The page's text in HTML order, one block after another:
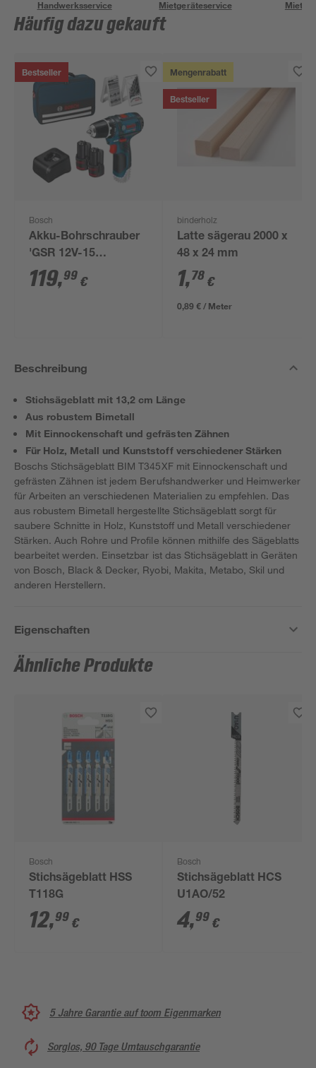
Handwerksservice Mietgeräteservice
Häufig dazu gekauft
Bestseller
Bosch
Akku-Bohrschrauber
'GSR 12V-15
Professional' mit 2
Akkus, Tasche und
119,99 €
Mengenrabatt
Bestseller
binderholz
Latte sägerau 2000 x
48 x 24 mm
1,78 €
0,89 € / Meter
Beschreibung
Stichsägeblatt mit 13,2 cm Länge
Aus robustem Bimetall
Mit Einnockenschaft und gefrästen Zähnen
Für Holz, Metall und Kunststoff verschiedener Stärken
Boschs Stichsägeblatt BIM T345XF mit Einnockenschaft und
gefrästen Zähnen ist jedem Berufshandwerker und Heimwerker
für Arbeiten an verschiedenen Materialien zu empfehlen. Das
aus robustem Bimetall hergestellte Stichsägeblatt sorgt für
saubere Schnitte in Holz, Kunststoff und Metall verschiedener
Stärken. Auch Rohre und Profile können mithilfe des Sägeblatts
bearbeitet werden. Einsetzbar ist das Stichsägeblatt in Geräten
von Bosch, Black & Decker, Ryobi, Makita, Metabo, Skil und
anderen Herstellern.
Eigenschaften
Ähnliche Produkte
Bosch
Stichsägeblatt HSS
T118G
12,99 €
Bosch
Stichsägeblatt HCS
U1AO/52
4,99 €
5 Jahre Garantie auf toom Eigenmarken
Sorglos, 90 Tage Umtauschgarantie